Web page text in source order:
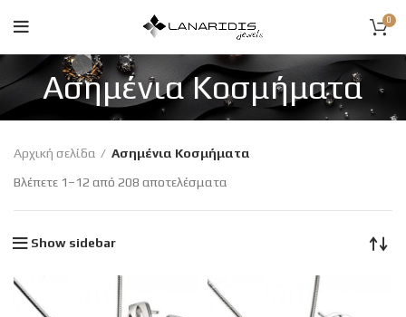
0
Ασημένια Κοσμήματα
Αρχική σελίδα
Ασημένια Κοσμήματα
Βλέπετε 1–12 από 208 αποτελέσματα
Show sidebar